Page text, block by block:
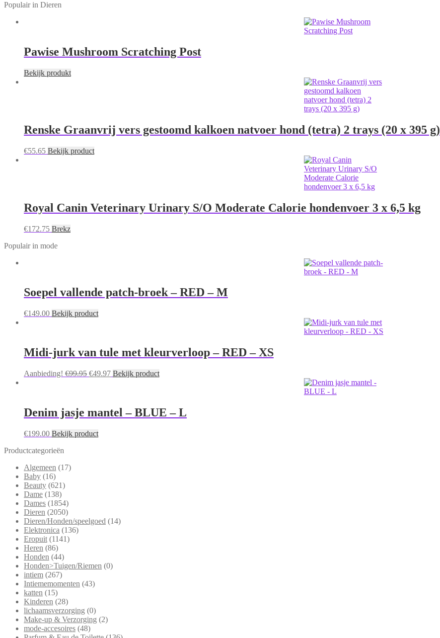
Populair in Dieren
Pawise Mushroom Scratching Post
Bekijk produkt
Renske Graanvrij vers gestoomd kalkoen natvoer hond (tetra) 2 trays (20 x 395 g)
€55.65 Bekijk product
Royal Canin Veterinary Urinary S/O Moderate Calorie hondenvoer 3 x 6,5 kg
€172.75 Brekz
Populair in mode
Soepel vallende patch-broek – RED – M
€149.00 Bekijk product
Midi-jurk van tule met kleurverloop – RED – XS
Aanbieding! €99.95 Oorspronkelijke
€49.97Huidige
Bekijk product
Denim jasje mantel – BLUE – L
€199.00 Bekijk product
Productcategorieën
Algemeen (17)
Baby (16)
Beauty (621)
Dame (138)
Dames (1854)
Dieren (2050)
Dieren/Honden/speelgoed (14)
Elektronica (136)
Eropuit (1141)
Heren (86)
Honden (44)
Honden>Tuigen/Riemen (0)
intiem (267)
Intiememomenten (43)
katten (15)
Kinderen (28)
lichaamsverzorging (0)
Make-up & Verzorging (2)
mode-accesoires (48)